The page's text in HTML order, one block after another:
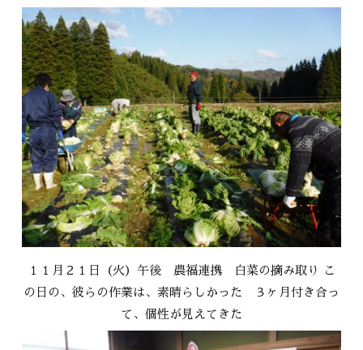
１１月２１日（火）午後 農福連携 白菜の摘み取り こ
の日の、彼らの作業は、素晴らしかった ３ヶ月付き合っ
て、個性が見えてきた